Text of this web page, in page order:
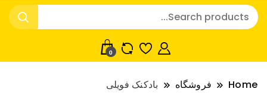
ولن تاین کادویی کریسمس اکسسوری
کریسمس اکسسوری ماسک در واردات مستقیم
0
Home فروشگاه بادکنک فویلی